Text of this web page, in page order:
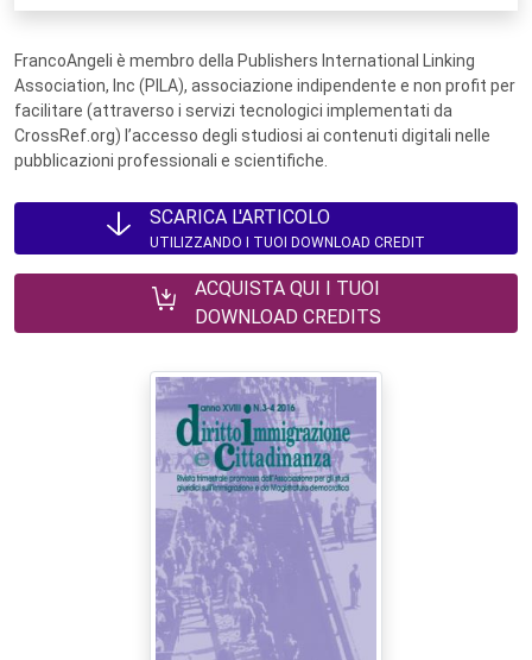
FrancoAngeli è membro della Publishers International Linking
Association, Inc (PILA), associazione indipendente e non profit per
facilitare (attraverso i servizi tecnologici implementati da
CrossRef.org) l’accesso degli studiosi ai contenuti digitali nelle
pubblicazioni professionali e scientifiche.
SCARICA L'ARTICOLO
UTILIZZANDO I TUOI DOWNLOAD CREDIT
ACQUISTA QUI I TUOI
DOWNLOAD CREDITS